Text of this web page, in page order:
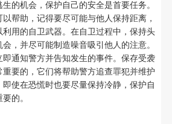
的机会，保护自己的安全是首要任务。
帮助，记得要尽可能与他人保持距离，
利用的自卫武器。在自卫过程中，保持头
，并尽可能制造噪音吸引他人的注意。
即通知警方并告知发生的事件。保存受袭
要的，它们将帮助警方追查罪犯并维护
使在恐慌时也要尽量保持冷静，保护自
的。